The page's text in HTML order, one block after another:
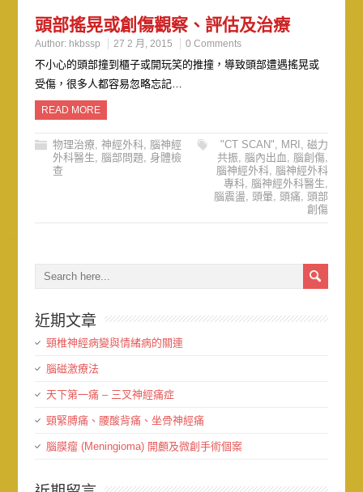
頭部搖晃或創傷觀察、評估及治療
Author: hkbssp 27 2 月, 2015 0 Comments
不小心的頭部撞到櫃子或開玩笑的推撞，導致頭部遭遇搖晃或
受傷，很多人都容易忽略忘記…
READ MORE
物理治療, 神經外科, 腦神經
外科醫生, 腦部問題, 身體檢
查
"CT SCAN", MRI ,磁力
共振,腦內出血,腦創傷,
腦神經外科,腦神經外科
專科,腦神經外科醫生,
腦震盪,頭暈,頭痛,頭部
創傷
近期文章
頸椎神經病變與情緒病的關連
腦磁激療法
天下第一痛 – 三叉神經痛症
頸緊膊痛、腰酸背痛、坐骨神經痛
腦膜瘤 (Meningioma) 開顱及微創手術個案